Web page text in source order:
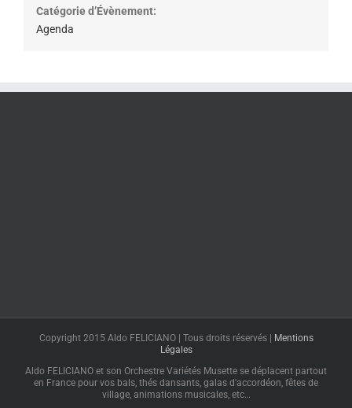
Catégorie d’Évènement:
Agenda
Copyright 2015 Aldo FELICIANO | Tous droits réservés |
Mentions
Légales
Aldo FELICIANO et son Orchestre Variétés Musette se déplacent partout
en France pour vos bals, thés dansants, galas d'accordéon, fêtes de
village, animations musicales, etc…